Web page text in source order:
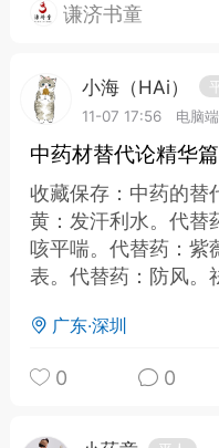
·特急预警】关
0
如何
卫通：内经视角
女子
养颜
谦济书童
小海（HAi）
11-07 17:56
电脑端
中药材替代论精华篇
收藏保存：中药的替
黄：发汗利水。代替
咳平喘。代替药：紫
表。代替药：防风。
广东·深圳
0 0